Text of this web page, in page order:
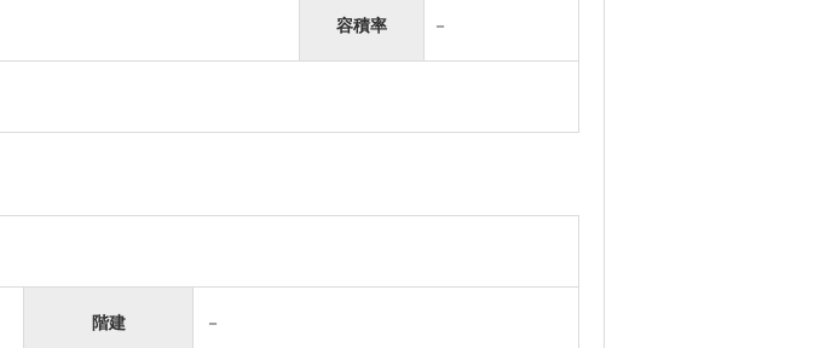
容積率 －
階建 －